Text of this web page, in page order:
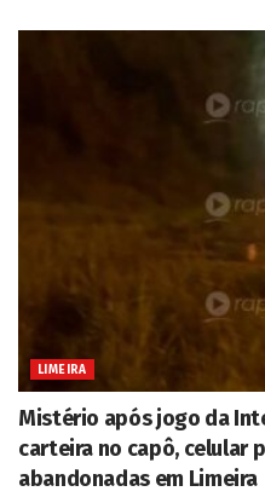
LIMEIRA
Mistério após jogo da
carteira no capô, celular
abandonadas em Limeira